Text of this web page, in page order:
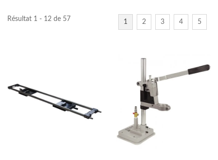
Résultat 1 - 12 de 57 1 2 3 4 5